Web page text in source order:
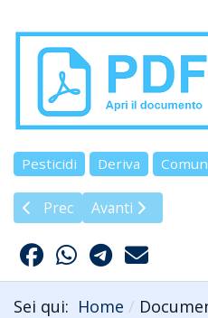
Pesticidi Deriva
Articolo precedente:
Prec Articolo
Avanti
Sei qui: Home